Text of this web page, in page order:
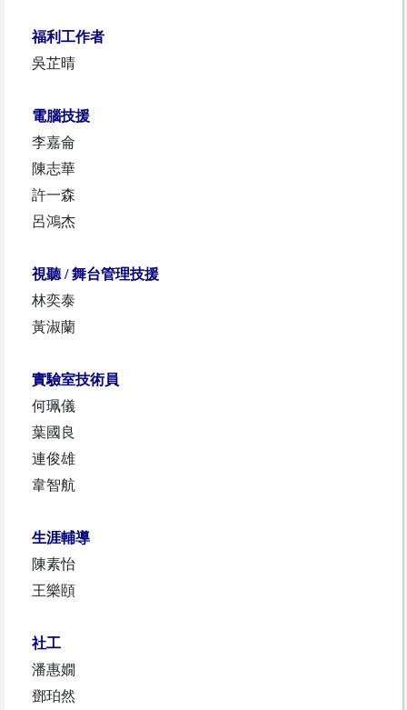
福利工作者
吳芷晴
電腦技援
李嘉侖
陳志華
許一森
呂鴻杰
視聽 / 舞台管理技援
林奕泰
黃淑蘭
實驗室技術員
何珮儀
葉國良
連俊雄
韋智航
生涯輔導
陳素怡
王樂頤
社工
潘惠嫺
鄧珀然